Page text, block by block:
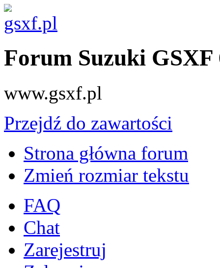
Forum Suzuki GSXF
www.gsxf.pl
Przejdź do zawartości
Strona główna forum
Zmień rozmiar tekstu
FAQ
Chat
Zarejestruj